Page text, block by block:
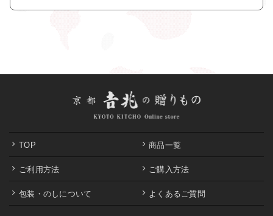
TOP 商品一覧
ご利用方法 ご購入方法
包装・のしについて よくあるご質問